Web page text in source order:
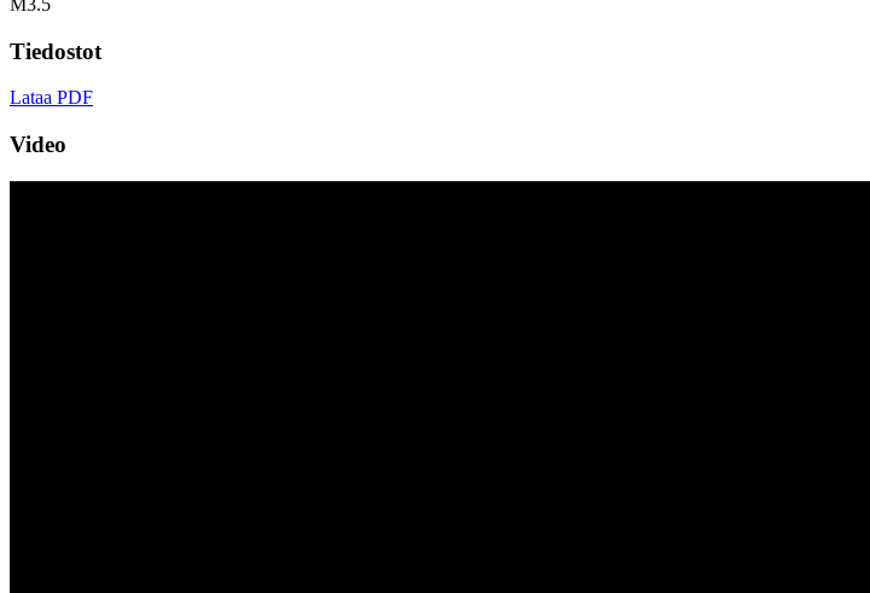
Tiedostot
Lataa PDF
Video